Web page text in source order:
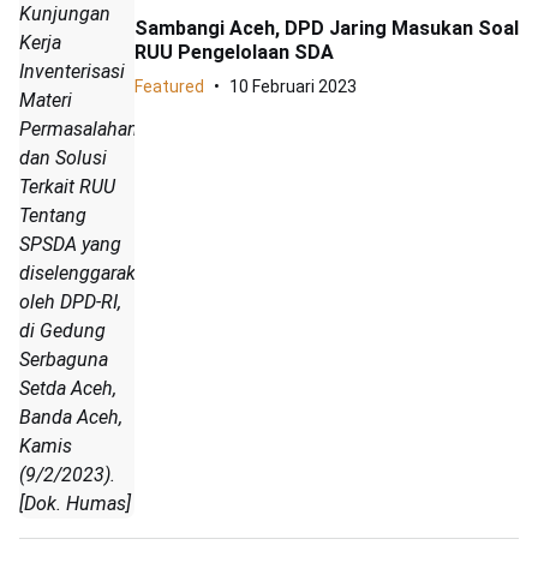
Kunjungan
Kerja
Inventerisasi
Materi
Permasalahan
dan Solusi
Terkait RUU
Tentang
SPSDA yang
diselenggarakan
oleh DPD-RI,
di Gedung
Serbaguna
Setda Aceh,
Banda Aceh,
Kamis
(9/2/2023).
[Dok. Humas]
Sambangi Aceh, DPD Jaring Masukan Soal
RUU Pengelolaan SDA
Featured 10 Februari 2023